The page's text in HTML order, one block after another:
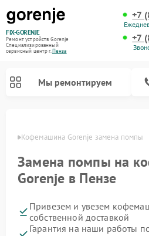
FIX-GORENJE
Ремонт устройств Gorenje
Специализированный
cервисный центр г.Пенза
+7
+7
Мы ремонтируем
Кофемашина Gorenje замена помпы
Замена помпы на
Gorenje в Пензе
Привезем и увезем
собственной доставкой
Гарантия на наши работы